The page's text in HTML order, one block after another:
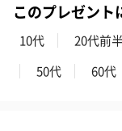
このプレゼント
10代 20代前
50代
60代